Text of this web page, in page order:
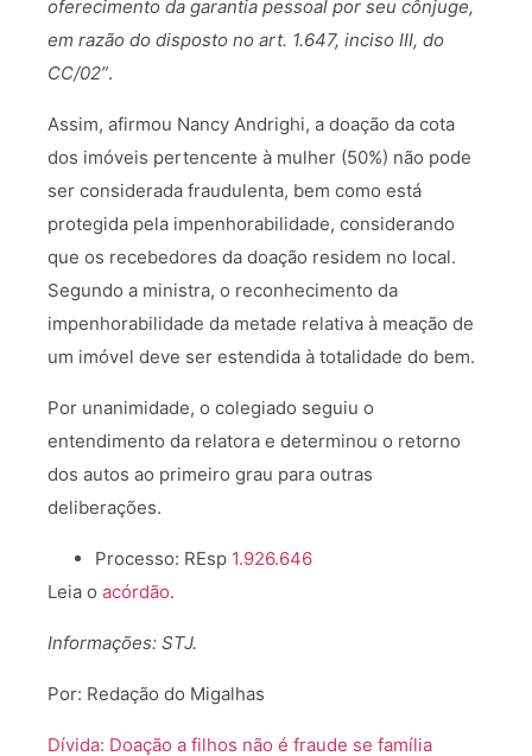
oferecimento da garantia pessoal por seu cônjuge,
em razão do disposto no art. 1.647, inciso III, do
CC/02”.
Assim, afirmou Nancy Andrighi, a doação da cota
dos imóveis pertencente à mulher (50%) não pode
ser considerada fraudulenta, bem como está
protegida pela impenhorabilidade, considerando
que os recebedores da doação residem no local.
Segundo a ministra, o reconhecimento da
impenhorabilidade da metade relativa à meação de
um imóvel deve ser estendida à totalidade do bem.
Por unanimidade, o colegiado seguiu o
entendimento da relatora e determinou o retorno
dos autos ao primeiro grau para outras
deliberações.
Processo: REsp 1.926.646
Leia o acórdão.
Informações: STJ.
Por: Redação do Migalhas
Dívida: Doação a filhos não é fraude se família